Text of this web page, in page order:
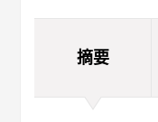
摘要